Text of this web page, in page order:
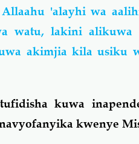
'alayhi wa
watu, lakini
akimjia kila usiku
kuwa
kwenye